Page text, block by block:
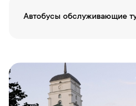
Автобусы обслуживающие